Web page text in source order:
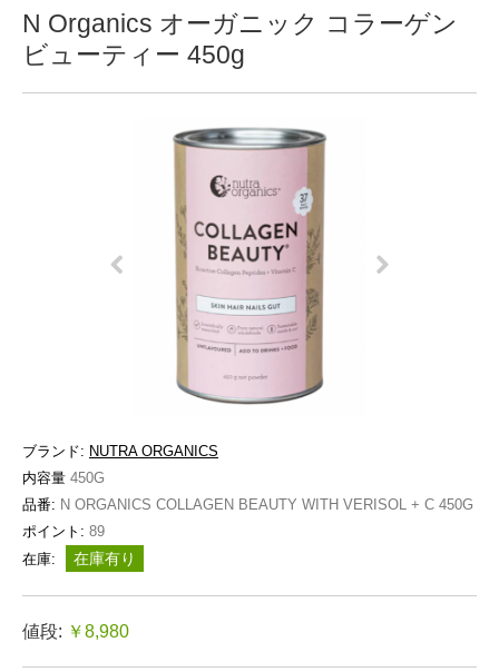
N Organics オーガニック コラーゲン
ビューティー 450g
ブランド: NUTRA ORGANICS
内容量 450G
品番: N ORGANICS COLLAGEN BEAUTY WITH VERISOL + C 450G
ポイント: 89
在庫:
在庫有り
値段: ￥8,980